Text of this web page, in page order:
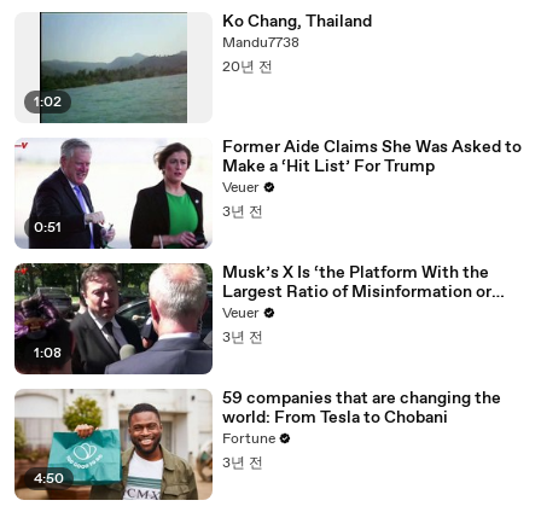
1:02
Ko Chang, Thailand
Mandu7738
20년 전
0:51
Former Aide Claims She Was Asked to
Make a ‘Hit List’ For Trump
Veuer
3년 전
1:08
Musk’s X Is ‘the Platform With the
Largest Ratio of Misinformation or
Disinformation’ Amongst All Social
Media Platforms
Veuer
3년 전
4:50
59 companies that are changing the
world: From Tesla to Chobani
Fortune
3년 전